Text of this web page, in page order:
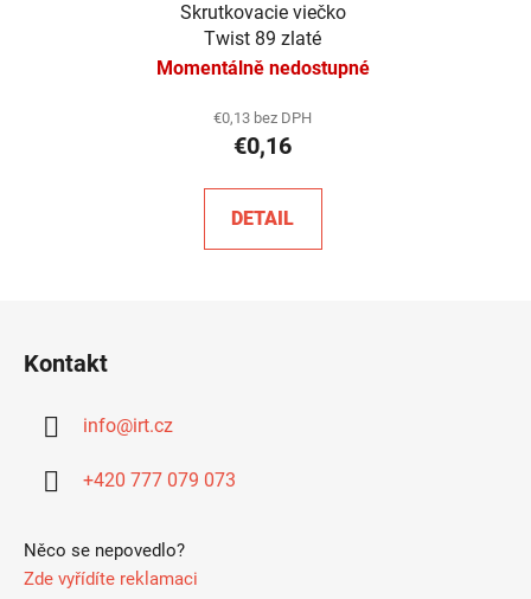
Skrutkovacie viečko
Twist 89 zlaté
Momentálně nedostupné
€0,13 bez DPH
€0,16
DETAIL
Kontakt
info@irt.cz
+420 777 079 073
Něco se nepovedlo?
Zde vyřídíte reklamaci